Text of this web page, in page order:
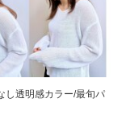
し透明感カラー/最旬パ